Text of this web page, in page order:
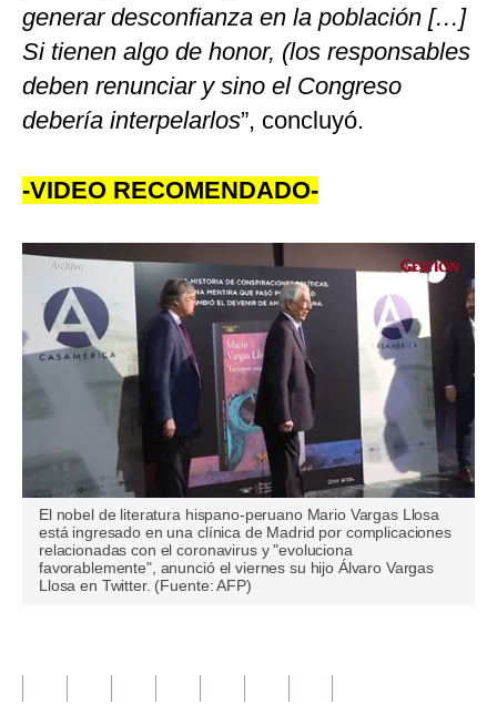
generar desconfianza en la población […]
Si tienen algo de honor, (los responsables
deben renunciar y sino el Congreso
debería interpelarlos”, concluyó.
-VIDEO RECOMENDADO-
minute,
seconds
El nobel de literatura hispano-peruano Mario Vargas Llosa
está ingresado en una clínica de Madrid por complicaciones
relacionadas con el coronavirus y "evoluciona
favorablemente", anunció el viernes su hijo Álvaro Vargas
Llosa en Twitter. (Fuente: AFP)